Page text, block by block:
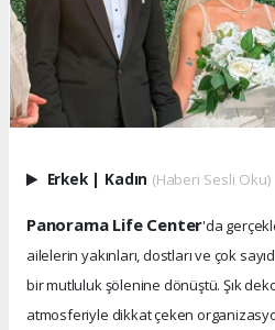
Erkek | Kadın (Haberi Sesli Oku)
Panorama Life Center'da
ailelerin yakınları, dostları ve çok
bir mutluluk şölenine dönüştü. Şık
atmosferiyle dikkat çeken